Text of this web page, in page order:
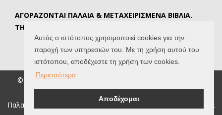
Αυτός ο ιστότοπος χρησιμοποιεί cookies για την
παροχή των υπηρεσιών του. Με τη χρήση αυτού του
ιστότοπου, αποδέχεστε τη χρήση των cookies.
Περισσότερα
Αποδέχομαι
ΑΓΟΡΑΖΟΝΤΑΙ ΠΑΛΑΙΑ & ΜΕΤΑΧΕΙΡΙΣΜΕΝΑ ΒΙΒΛΙΑ.
ΤΗΛ. ΕΠΙΚΟΙΝΩΝΙΑΣ: 6907645346.
© 2026 Βιβλιοδίφης. All Rights Reserved. |
Created byIntelSoft
Παλαιοβιβλιοπωλείο, παλαιά βιβλία, σπάνια βιβλία, συλλεκτικά